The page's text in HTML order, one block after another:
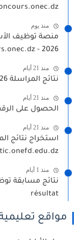
concours.onec.dz
منذ يوم
منصة توظيف
2026 - concours.onec.dz
منذ 21 أيام
نتائج المراسلة 2026 onefd.edu.dz resultat
منذ 21 أيام
الحصول على الرقم
منذ 21 أيام
منذ 1 أيام
résultat
مواقع